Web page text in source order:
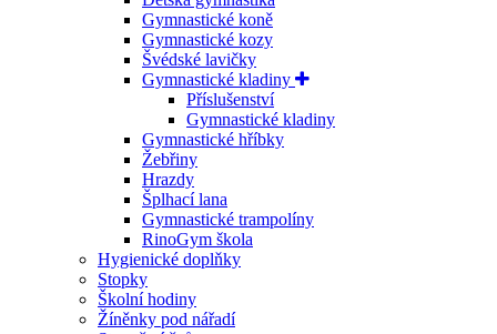
Gymnastické koně
Gymnastické kozy
Švédské lavičky
Gymnastické kladiny
Příslušenství
Gymnastické kladiny
Gymnastické hříbky
Žebřiny
Hrazdy
Šplhací lana
Gymnastické trampolíny
RinoGym škola
Hygienické doplňky
Stopky
Školní hodiny
Žíněnky pod nářadí